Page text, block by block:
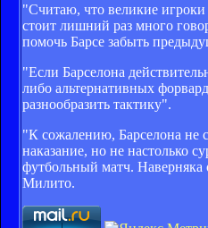
"Считаю, что великие
стоит лишний раз много
помочь Барсе забыть
"Если Барселона
либо альтернативных
разнообразить тактику".
"К сожалению, Барселона не
наказание, но не настолько
футбольный матч. Наверняка
Милито.